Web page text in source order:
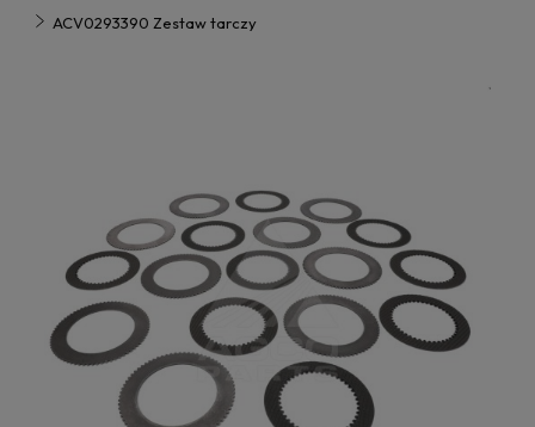
ACV0293390 Zestaw tarczy